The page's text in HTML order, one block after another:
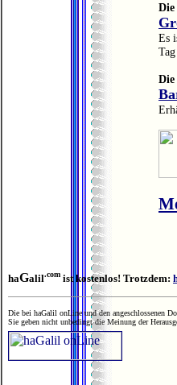
Es
haGalil.com ist kostenlos! Trotzdem:
Die bei haGalil onLine und den angeschlossenen
Sie geben nicht unbedingt die Meinung der